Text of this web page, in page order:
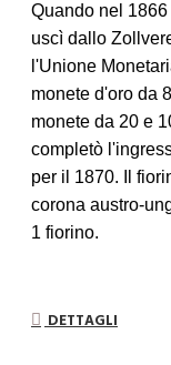
Quando nel
uscì dallo
l'Unione
monete d'oro da
monete da 20 e
completò
per il 1870. Il
corona austro-
1 fiorino.
DETTAGLI